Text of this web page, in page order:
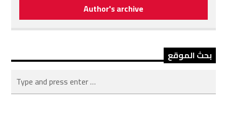
Author's archive
بحث الموقع